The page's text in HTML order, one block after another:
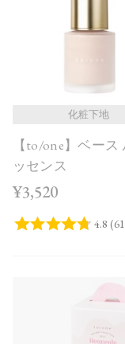
化粧下地
【to/one】ベース
ッセンス
¥3,520